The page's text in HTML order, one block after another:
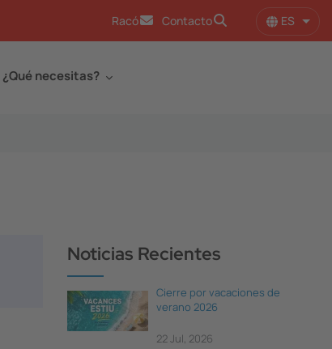
Racó Contacto ES
¿Qué necesitas?
Noticias Recientes
Cierre por vacaciones de
verano 2026
22 Jul, 2026